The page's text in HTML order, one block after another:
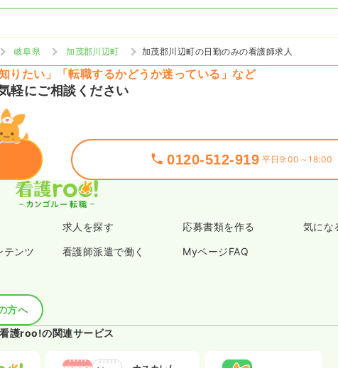
岐阜県 加茂郡川辺町 加茂郡川辺町の日勤のみの看護師求人
りたい」「転職するかどうか迷っている」など
軽にご相談ください
0120-512-919 平日9:00～18:00
求人を探す 応募書類を作る 気にな
テンツ 看護師派遣で働く MyページFAQ
方へ
看護roo!の関連サービス